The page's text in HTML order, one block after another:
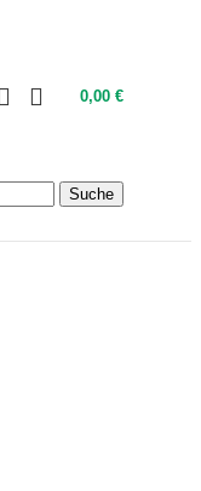
0,00 €
Suche